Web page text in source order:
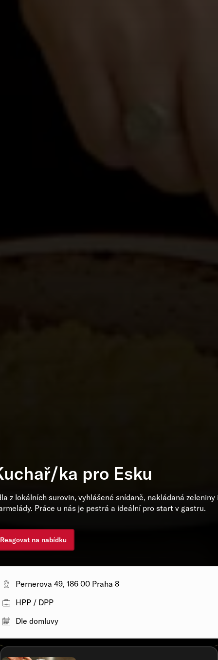
ka pro Esku
z lokálních surovin, vyhlášené snídaně, nakládaná zeleniny
Práce u nás je pestrá a ideální pro start v gastru.
Reagovat na nabídku
Pernerova 49, 186 00 Praha 8
HPP / DPP
Dle domluvy